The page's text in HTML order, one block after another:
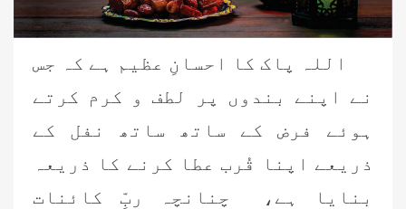
اللہ پاک کا احسانِ عظیم ہے کہ جس
نے اپنے بندوں پر لطف و کرم کرتے
ہوئے فرض کے ساتھ ساتھ نفل کے
ذریعے اپنا قُرب عطا کرنے کا ذریعہ
بنایا ہے، چنانچہ ربِّ کائنات